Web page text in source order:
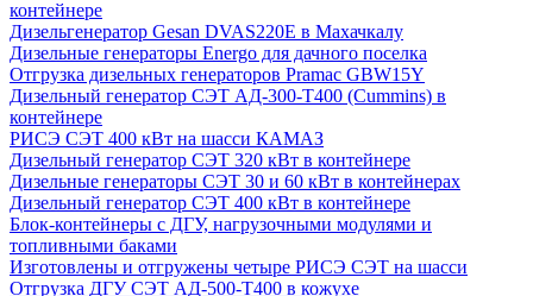
контейнере
Дизельгенератор Gesan DVAS220E в Махачкалу
Дизельные генераторы Energo для дачного поселка
Отгрузка дизельных генераторов Pramac GВW15Y
Дизельный генератор СЭТ АД-300-Т400 (Cummins) в
контейнере
РИСЭ СЭТ 400 кВт на шасси КАМАЗ
Дизельный генератор СЭТ 320 кВт в контейнере
Дизельные генераторы СЭТ 30 и 60 кВт в контейнерах
Дизельный генератор СЭТ 400 кВт в контейнере
Блок-контейнеры с ДГУ, нагрузочными модулями и
топливными баками
Изготовлены и отгружены четыре РИСЭ СЭТ на шасси
Отгрузка ДГУ СЭТ АД-500-Т400 в кожухе